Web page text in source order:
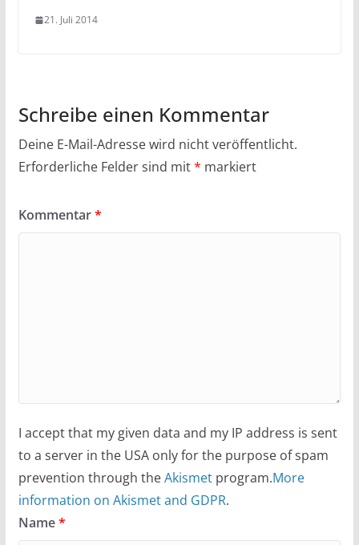
21. Juli 2014
Schreibe einen Kommentar
Deine E-Mail-Adresse wird nicht veröffentlicht.
Erforderliche Felder sind mit* markiert
Kommentar*
I accept that my given data and my IP address is sent
to a server in the USA only for the purpose of spam
prevention through theAkismetprogram.More
information on Akismet and GDPR.
Name*